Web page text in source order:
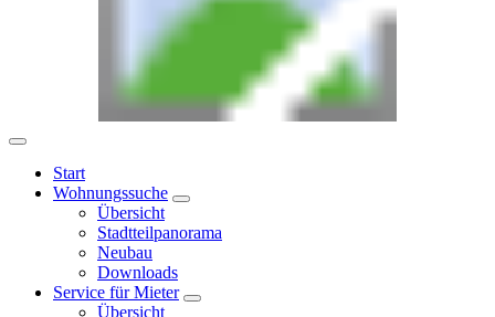
Start
Wohnungssuche
Übersicht
Stadtteilpanorama
Neubau
Downloads
Service für Mieter
Übersicht